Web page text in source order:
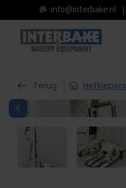
info@interbake.nl
Terug Hefkiepers